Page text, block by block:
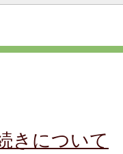
きについて